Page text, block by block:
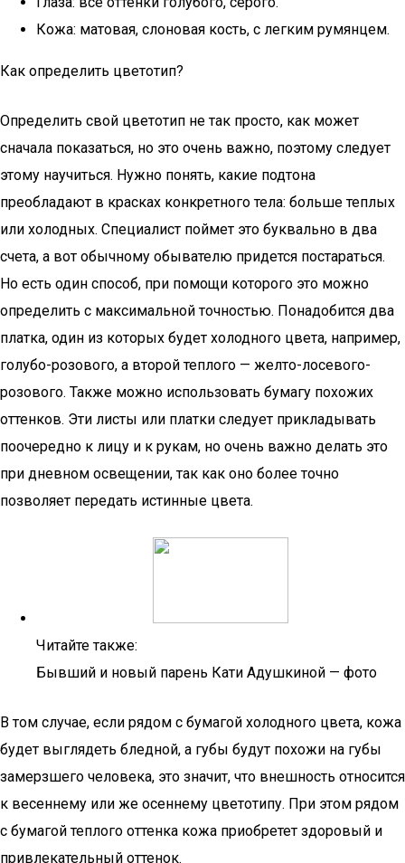
Кожа: матовая, слоновая кость, с легким румянцем.
Как определить цветотип?
Определить свой цветотип не так просто, как может
сначала показаться, но это очень важно, поэтому следует
этому научиться. Нужно понять, какие подтона
преобладают в красках конкретного тела: больше теплых
или холодных. Специалист поймет это буквально в два
счета, а вот обычному обывателю придется постараться.
Но есть один способ, при помощи которого это можно
определить с максимальной точностью. Понадобится два
платка, один из которых будет холодного цвета, например,
голубо-розового, а второй теплого — желто-лосевого-
розового. Также можно использовать бумагу похожих
оттенков. Эти листы или платки следует прикладывать
поочередно к лицу и к рукам, но очень важно делать это
при дневном освещении, так как оно более точно
позволяет передать истинные цвета.
Читайте также:
Бывший и новый парень Кати Адушкиной — фото
В том случае, если рядом с бумагой холодного цвета, кожа
будет выглядеть бледной, а губы будут похожи на губы
замерзшего человека, это значит, что внешность относится
к весеннему или же осеннему цветотипу. При этом рядом
с бумагой теплого оттенка кожа приобретет здоровый и
привлекательный оттенок.